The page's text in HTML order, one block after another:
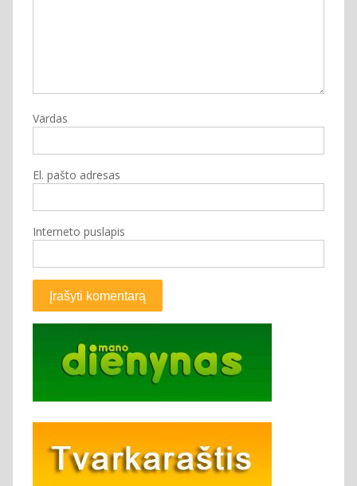
Vardas
El. pašto adresas
Interneto puslapis